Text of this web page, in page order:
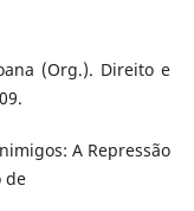
(Org.). Direito e
A Repressão
de